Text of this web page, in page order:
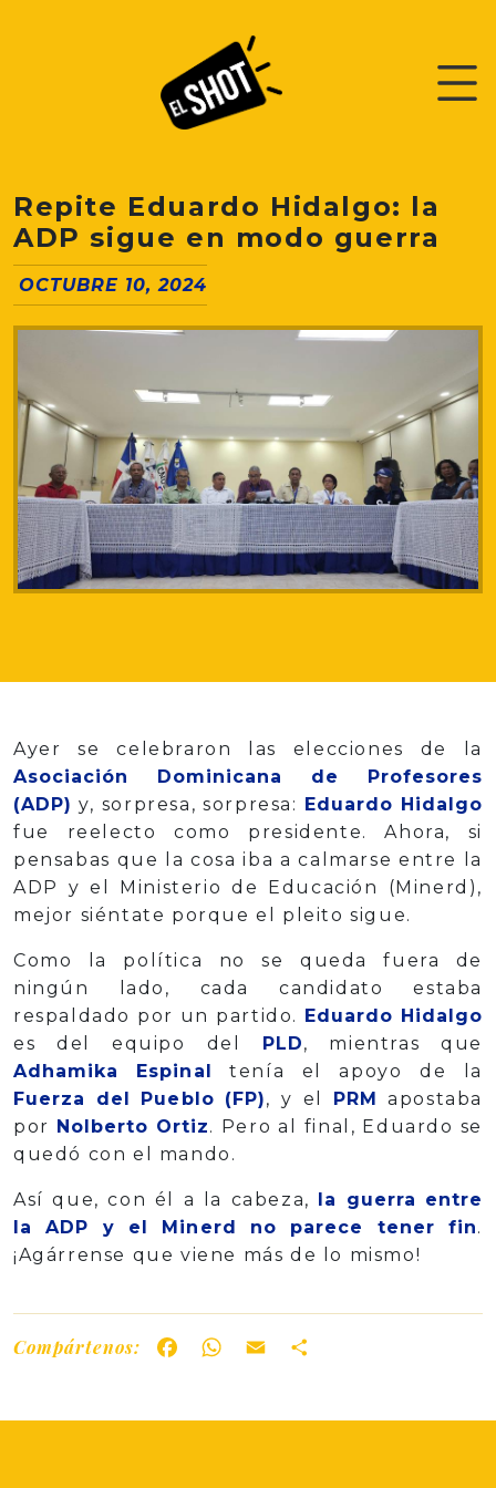
Repite Eduardo Hidalgo: la
ADP sigue en modo guerra
OCTUBRE 10, 2024
Ayer se celebraron las elecciones de la
Asociación Dominicana de Profesores
(ADP) y, sorpresa, sorpresa: Eduardo Hidalgo
fue reelecto como presidente. Ahora, si
pensabas que la cosa iba a calmarse entre la
ADP y el Ministerio de Educación (Minerd),
mejor siéntate porque el pleito sigue.
Como la política no se queda fuera de
ningún lado, cada candidato estaba
respaldado por un partido. Eduardo Hidalgo
es del equipo del PLD, mientras que
Adhamika Espinal tenía el apoyo de la
Fuerza del Pueblo (FP), y el PRM apostaba
por Nolberto Ortiz. Pero al final, Eduardo se
quedó con el mando.
Así que, con él a la cabeza, la guerra entre
la ADP y el Minerd no parece tener fin.
¡Agárrense que viene más de lo mismo!
Compártenos: FacebookWhatsApp
Email